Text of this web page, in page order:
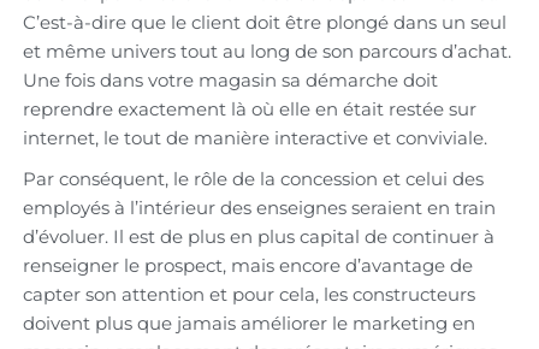
C’est-à-dire que le client doit être plongé dans un seul
et même univers tout au long de son parcours d’achat.
Une fois dans votre magasin sa démarche doit
reprendre exactement là où elle en était restée sur
internet, le tout de manière interactive et conviviale.
Par conséquent, le rôle de la concession et celui des
employés à l’intérieur des enseignes seraient en train
d’évoluer. Il est de plus en plus capital de continuer à
renseigner le prospect, mais encore d’avantage de
capter son attention et pour cela, les constructeurs
doivent plus que jamais améliorer le marketing en